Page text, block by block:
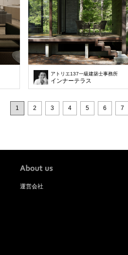
アトリエ137一級建築士事務所
インナーテラス
1 2 3 4 5 6 7
運営会社